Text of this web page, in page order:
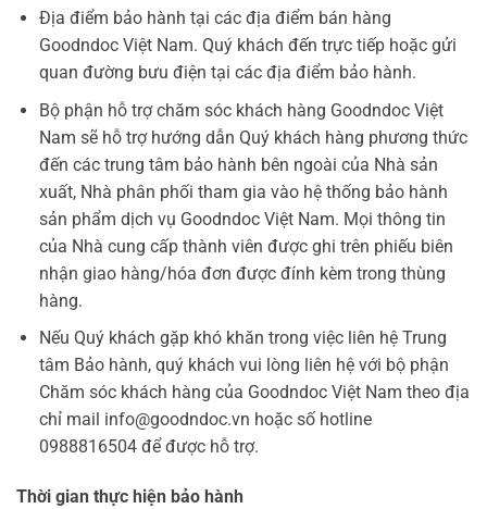
Địa điểm bảo hành tại các địa điểm bán hàng
Goodndoc Việt Nam. Quý khách đến trực tiếp hoặc gửi
quan đường bưu điện tại các địa điểm bảo hành.
Bộ phận hỗ trợ chăm sóc khách hàng Goodndoc Việt
Nam sẽ hỗ trợ hướng dẫn Quý khách hàng phương thức
đến các trung tâm bảo hành bên ngoài của Nhà sản
xuất, Nhà phân phối tham gia vào hệ thống bảo hành
sản phẩm dịch vụ Goodndoc Việt Nam. Mọi thông tin
của Nhà cung cấp thành viên được ghi trên phiếu biên
nhận giao hàng/hóa đơn được đính kèm trong thùng
hàng.
Nếu Quý khách gặp khó khăn trong việc liên hệ Trung
tâm Bảo hành, quý khách vui lòng liên hệ với bộ phận
Chăm sóc khách hàng của Goodndoc Việt Nam theo địa
chỉ mail info@goodndoc.vn hoặc số hotline
0988816504 để được hỗ trợ.
Thời gian thực hiện bảo hành